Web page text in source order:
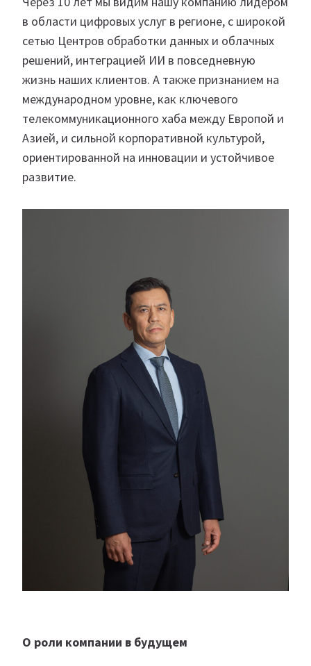
в области цифровых услуг в регионе, с широкой
сетью Центров обработки данных и облачных
решений, интеграцией ИИ в повседневную
жизнь наших клиентов. А также признанием на
международном уровне, как ключевого
телекоммуникационного хаба между Европой и
Азией, и сильной корпоративной культурой,
ориентированной на инновации и устойчивое
развитие.
О роли компании в будущем